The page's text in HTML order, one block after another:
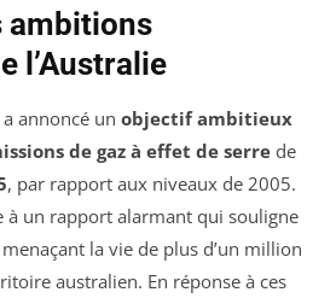
ambitions
l’Australie
annoncé un objectif ambitieux
de gaz à effet de serre de
, par rapport aux niveaux de 2005.
à un rapport alarmant qui souligne
la vie de plus d’un million
australien. En réponse à ces